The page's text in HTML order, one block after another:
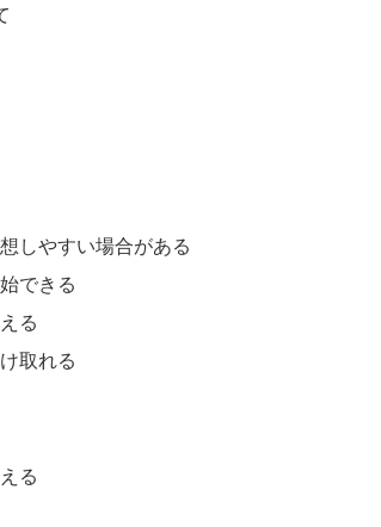
しやすい場合がある
できる
る
取れる
る